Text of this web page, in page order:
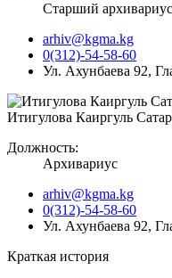
Старший архивариус
arhiv@kgma.kg
0(312)-54-58-60
Ул. Ахунбаева 92,
Итигулова Каиргуль
Должность:
Архивариус
arhiv@kgma.kg
0(312)-54-58-60
Ул. Ахунбаева 92,
Краткая история